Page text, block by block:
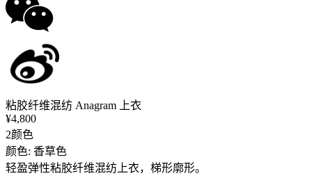
粘胶纤维混纺 Anagram 上衣
¥4,800
2颜色
颜色: 香草色
轻盈弹性粘胶纤维混纺上衣，梯形廓形。